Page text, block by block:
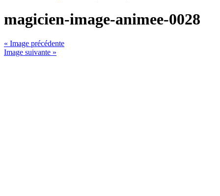
magicien-image-animee-0028
« Image précédente
Image suivante »